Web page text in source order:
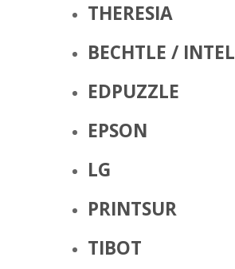
THERESIA
BECHTLE / INTEL
EDPUZZLE
EPSON
LG
PRINTSUR
TIBOT